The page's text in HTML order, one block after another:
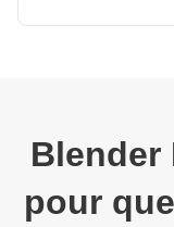
Blender
pour